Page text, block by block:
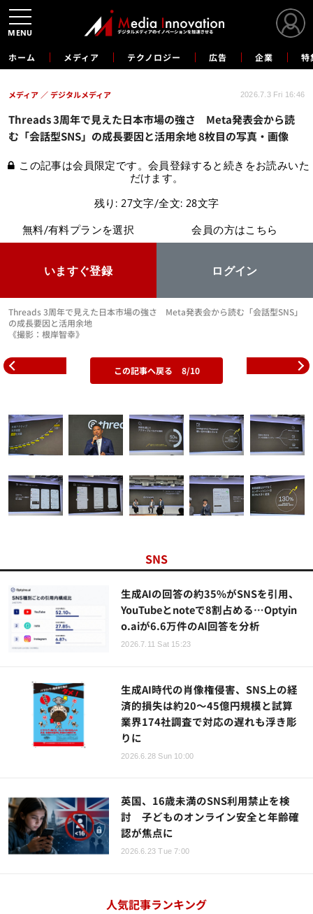
ホーム メディア テクノロジー 広告 企業 特
Threads 3周年で見えた日本市場の強さ Meta発表会から読
む「会話型SNS」の成長要因と活用余地 8枚目の写真・画像
メディア デジタルメディア 2026.7.3 Fri 16:46
この記事は会員限定です。会員登録すると続きをお読みいた
だけます。
残り: 27文字/全文: 28文字
無料/有料プランを選択
いますぐ登録
会員の方はこちら
ログイン
《撮影：根岸智幸》
Threads 3周年で見えた日本市場の強さ Meta発表会から読む「会話型SNS」
の成長要因と活用余地
この記事へ戻る 8/10
SNS
生成AIの回答の約35%がSNSを引用、
YouTubeとnoteで8割占める…Optyin
o.aiが6.6万件のAI回答を分析
2026.7.11 Sat 15:23
生成AI時代の肖像権侵害、SNS上の経
済的損失は約20～45億円規模と試算
業界174社調査で対応の遅れも浮き彫
りに
2026.6.28 Sun 10:00
英国、16歳未満のSNS利用禁止を検
討 子どものオンライン安全と年齢確
認が焦点に
2026.6.23 Tue 7:00
人気記事ランキング
MENU